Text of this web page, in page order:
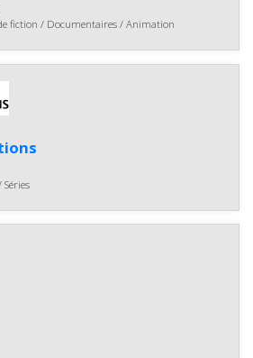
fiction / Documentaires / Animation